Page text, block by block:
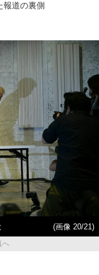
報道の裏側
(画像 20/21)
へ